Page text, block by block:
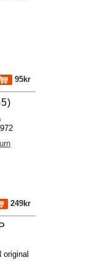
95kr
249kr